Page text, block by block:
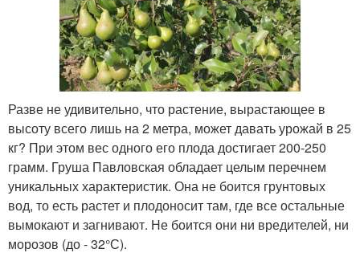
Разве не удивительно, что растение, вырастающее в
высоту всего лишь на 2 метра, может давать урожай в 25
кг? При этом вес одного его плода достигает 200-250
грамм. Груша Павловская обладает целым перечнем
уникальных характеристик. Она не боится грунтовых
вод, то есть растет и плодоносит там, где все остальные
вымокают и загнивают. Не боится они ни вредителей, ни
морозов (до - 32°С).